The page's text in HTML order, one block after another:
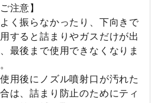
ご注意】
よく振らなかったり、下向きで
すると詰まりやガスだけが出
最後まで使用できなくなりま
使用後にノズル噴射口が汚れた
は、詰まり防止のためにティ